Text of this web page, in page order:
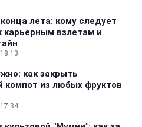
лета: кому следует
карьерным взлетам и
как закрыть
из любых фруктов